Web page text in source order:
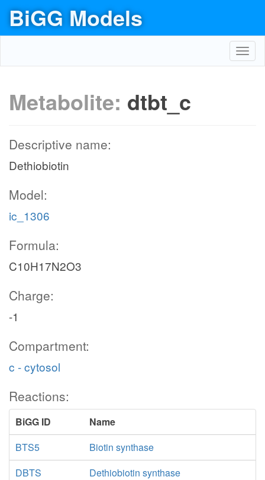
BiGG Models
Metabolite: dtbt_c
Descriptive name:
Dethiobiotin
Model:
ic_1306
Formula:
C10H17N2O3
Charge:
-1
Compartment:
c - cytosol
Reactions:
BiGG ID
Name
BTS5
Biotin synthase
DBTS
Dethiobiotin synthase